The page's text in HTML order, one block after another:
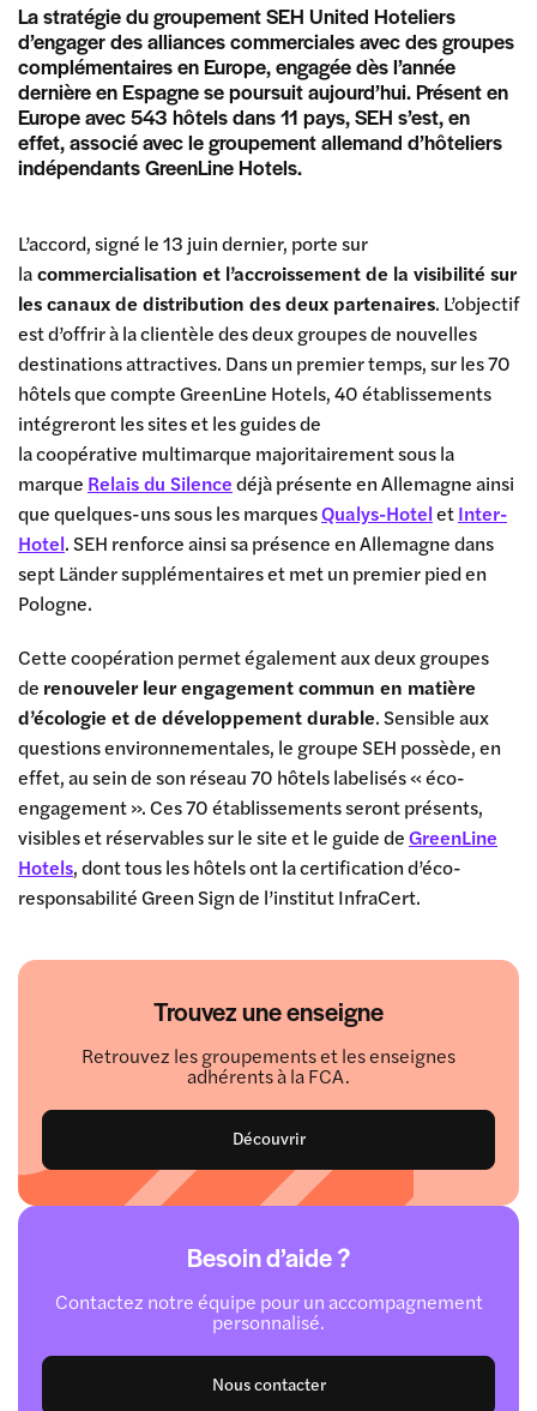
Trouvez une enseigne
Retrouvez les groupements et les enseignes
adhérents à la FCA.
Découvrir
Besoin d’aide ?
Contactez notre équipe pour un accompagnement
personnalisé.
Nous contacter
La stratégie du groupement SEH United Hoteliers
d’engager des alliances commerciales avec des groupes
complémentaires en Europe, engagée dès l’année
dernière en Espagne se poursuit aujourd’hui. Présent en
Europe avec 543 hôtels dans 11 pays, SEH s’est, en
effet, associé avec le groupement allemand d’hôteliers
indépendants GreenLine Hotels.
L’accord, signé le 13 juin dernier, porte sur
lacommercialisation et l’accroissement de la visibilité sur
les canaux de distribution des deux partenaires. L’objectif
est d’offrir à la clientèle des deux groupes de nouvelles
destinations attractives. Dans un premier temps, sur les 70
hôtels que compte GreenLine Hotels, 40 établissements
intégreront les sites et les guides de
la coopérative multimarque majoritairement sous la
marque Relais du Silencedéjà présente en Allemagne ainsi
que quelques-uns sous les marquesQualys-HoteletInter-
Hotel. SEH renforce ainsi sa présence en Allemagne dans
sept Länder supplémentaires et met un premier pied en
Pologne.
Cette coopération permet également aux deux groupes
de renouveler leur engagement commun en matière
d’écologie et de développement durable. Sensible aux
questions environnementales, le groupe SEH possède, en
effet, au sein de son réseau 70 hôtels labelisés « éco-
engagement ». Ces 70 établissements seront présents,
visibles et réservables sur le site et le guide deGreenLine
Hotels, dont tous les hôtels ont la certification d’éco-
responsabilité Green Sign de l’institut InfraCert.